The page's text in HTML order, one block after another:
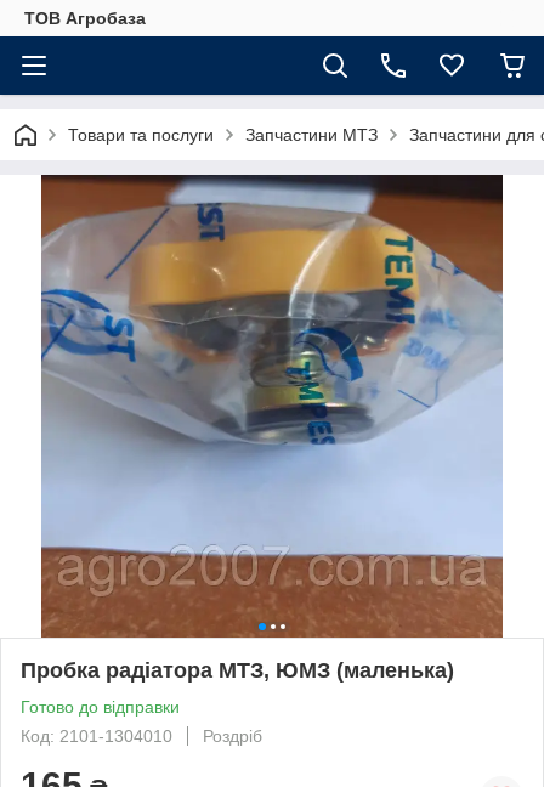
ТОВ Агробаза
Товари та послуги Запчастини МТЗ Запчастини
Пробка радіатора МТЗ, ЮМЗ (маленька)
Готово до відправки
Код: 2101-1304010
Роздріб